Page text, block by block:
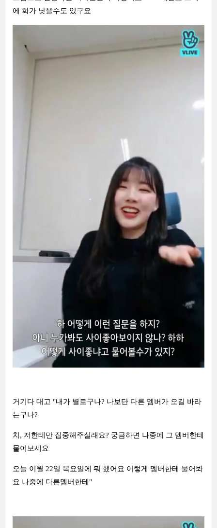
에 화가 낫을수도 있구요
거기다 대고 "내가 별로구나? 나보단 다른 멤버가 오길 바라
는구나?
치, 저한테만 집중해주실래요? 궁금하면 나중에 그 멤버한테
물어보세요
오늘 이월 22일 목요일에 뭐 했어요 이렇게 멤버한테 물어봐
요 나중에 다른멤버한테"